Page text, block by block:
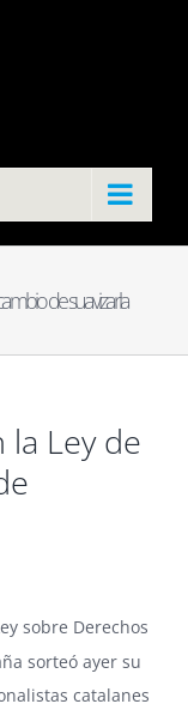
de suavizarla
la Ley de
sobre Derechos
sorteó ayer su
catalanes